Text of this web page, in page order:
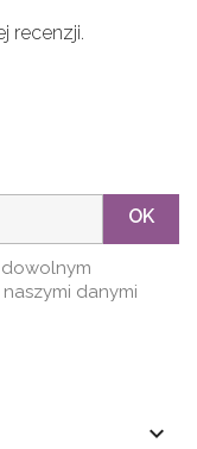
recenzji.
OK
danymi
